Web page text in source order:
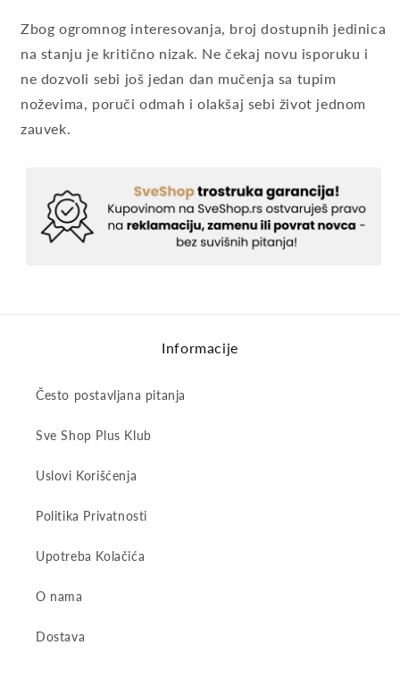
Zbog ogromnog interesovanja, broj dostupnih jedinica
na stanju je kritično nizak. Ne čekaj novu isporuku i
ne dozvoli sebi još jedan dan mučenja sa tupim
noževima, poruči odmah i olakšaj sebi život jednom
zauvek.
Informacije
Često postavljana pitanja
Sve Shop Plus Klub
Uslovi Korišćenja
Politika Privatnosti
Upotreba Kolačića
O nama
Dostava